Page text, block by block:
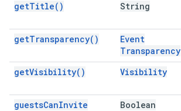
getTitle( ) String
getTransparency( )
Event
Transparency
getVisibility( ) Visibility
guestsCanInvite
Boolean